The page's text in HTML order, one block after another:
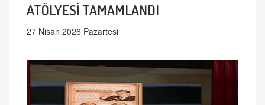
ATÖLYESİ TAMAMLANDI
27 Nisan 2026 Pazartesi